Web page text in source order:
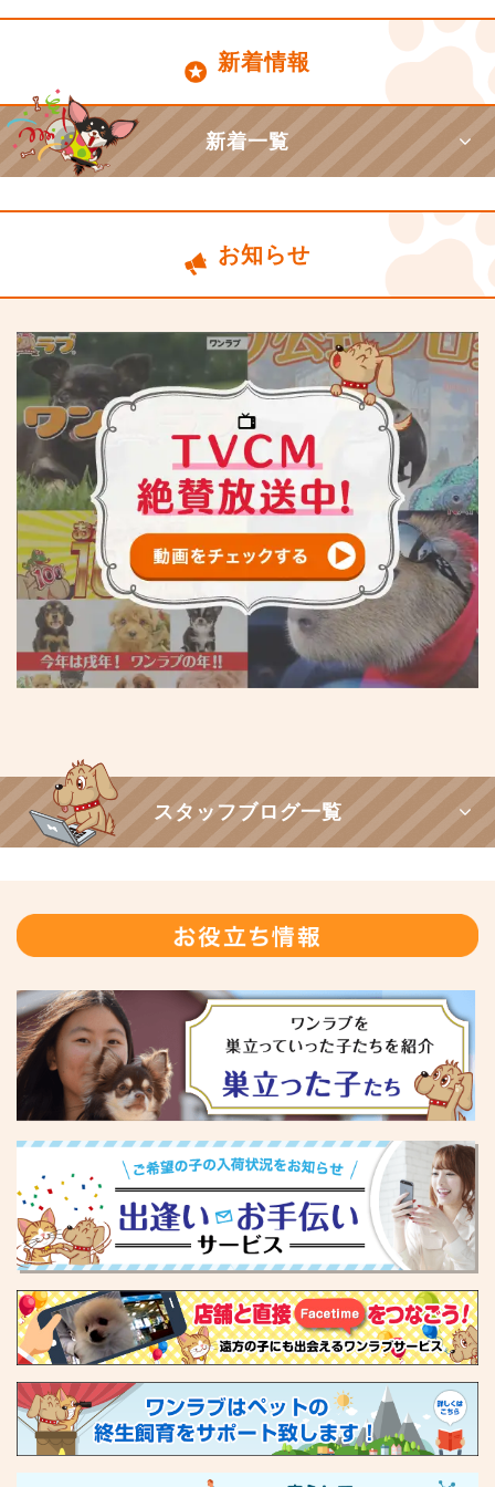
新着情報
新着一覧
お知らせ
スタッフブログ一覧